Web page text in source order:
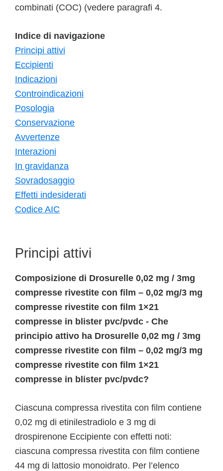
combinati (COC) (vedere paragrafi 4.
Indice di navigazione
Principi attivi
Eccipienti
Indicazioni
Controindicazioni
Posologia
Conservazione
Avvertenze
Interazioni
In gravidanza
Sovradosaggio
Effetti indesiderati
Codice AIC
Principi attivi
Composizione di Drosurelle 0,02 mg / 3mg
compresse rivestite con film – 0,02 mg/3 mg
compresse rivestite con film 1×21
compresse in blister pvc/pvdc - Che
principio attivo ha Drosurelle 0,02 mg / 3mg
compresse rivestite con film – 0,02 mg/3 mg
compresse rivestite con film 1×21
compresse in blister pvc/pvdc?
Ciascuna compressa rivestita con film contiene
0,02 mg di etinilestradiolo e 3 mg di
drospirenone Eccipiente con effetti noti:
ciascuna compressa rivestita con film contiene
44 mg di lattosio monoidrato. Per l’elenco